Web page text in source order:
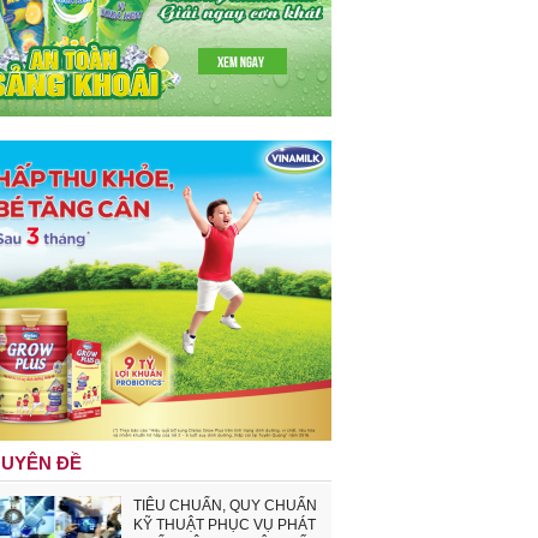
ĐỀ
TIÊU CHUẨN, QUY CHUẨN
KỸ THUẬT PHỤC VỤ PHÁT